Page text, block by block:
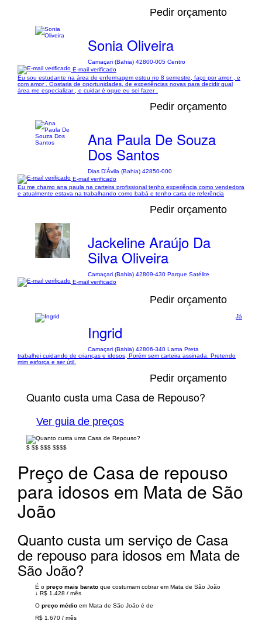
Pedir orçamento
Sonia Oliveira
Camaçari (Bahia) 42800-005 Centro
E-mail verificado
Eu sou estudante na área de enfermagem estou no 8 semestre, faço por amor , e
com amor . Gostaria de oportunidades, de experiências novas para decidir qual
área me especializar , e cuidar é oque eu sei fazer .
Pedir orçamento
Ana Paula De Souza
Dos Santos
Dias D'Ávila (Bahia) 42850-000
E-mail verificado
Eu me chamo ana paula na carteira profissional tenho experiência como vendedora
e atualmente estava na trabalhando como babá e tenho carta de referência
Pedir orçamento
Jackeline Araújo Da
Silva Oliveira
Camaçari (Bahia) 42809-430 Parque Satélite
E-mail verificado
Pedir orçamento
Ingrid
Camaçari (Bahia) 42806-340 Lama Preta
Já
trabalhei cuidando de crianças e idosos, Porém sem carteira assinada. Pretendo
mim esforça e ser útil.
Pedir orçamento
Quanto custa uma Casa de Repouso?
Ver guia de preços
$ $$ $$$ $$$$
Preço de Casa de repouso
para idosos em Mata de São
João
Quanto custa um serviço de Casa
de repouso para idosos em Mata de
São João?
É o preço mais barato que costumam cobrar em Mata de São João
↓ R$ 1.428 / mês
O preço médio em Mata de São João é de
R$ 1.670 / mês